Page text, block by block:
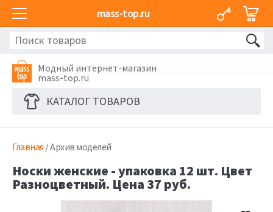
mass-top.ru
Модный интернет-магазин
mass-top.ru
КАТАЛОГ ТОВАРОВ
Главная / Архив моделей
Носки женские - упаковка 12 шт. Цвет
Разноцветный. Цена 37 руб.